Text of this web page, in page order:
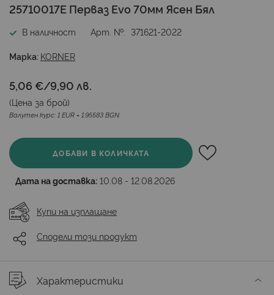
Преминете
началото
галерия
снимки
25710017E Перваз Evo 70мм Ясен Бял
В наличност Арт. № 371621-2022
Марка: KORNER
5,06 €/9,90 лв.
(Цена за брой)
Валутен курс: 1 EUR = 1.95583 BGN
ДОБАВИ В КОЛИЧКАТА
Дата на доставка: 10.08 - 12.08.2026
Купи на изплащане
Сподели този продукт
Характеристики